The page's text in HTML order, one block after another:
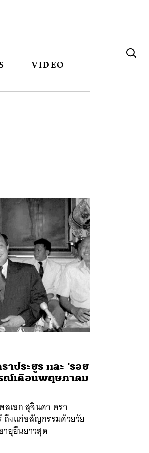
VIDEO
ประยูร และ ‘รอย
รณ์เดือนพฤษภาคม
เอก สุจินดา ครา
ถึงแก่อสัญกรรมด้วยวัย
ายุยืนยาวสุด